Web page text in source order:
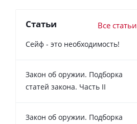
Статьи Все статьи
Сейф - это необходимость!
Закон об оружии. Подборка
статей закона. Часть II
Закон об оружии. Подборка